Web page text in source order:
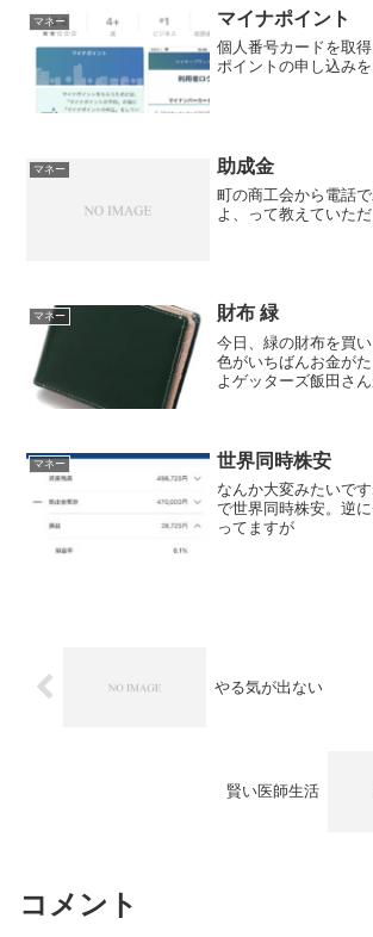
マネー マイナポイント
個人番号カードを取
ポイントの申し込みを
マネー 助成金
町の商工会から電話
よ、って教えていた
マネー 財布 緑
今日、緑の財布を買
色がいちばんお金が
よゲッターズ飯田さ
オンモールへ緑の財布
マネー 世界同時株安
なんか大変みたいで
で世界同時株安。逆
ってますが
やる気が出ない
賢い医師生活
コメント